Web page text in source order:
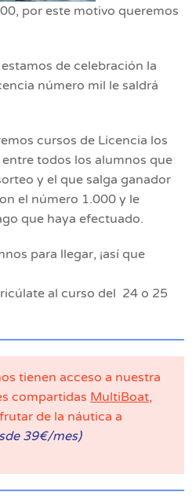
por este motivo queremos
de celebración la
número mil le saldrá
cursos de Licencia los
todos los alumnos que
y el que salga ganador
el número 1.000 y le
que haya efectuado.
para llegar, ¡así que
al curso del 24 o 25
tienen acceso a nuestra
compartidas MultiBoat,
de la náutica a
39€/mes)